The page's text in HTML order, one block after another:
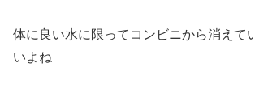
体に良い水に限ってコンビニから消えて
いよね